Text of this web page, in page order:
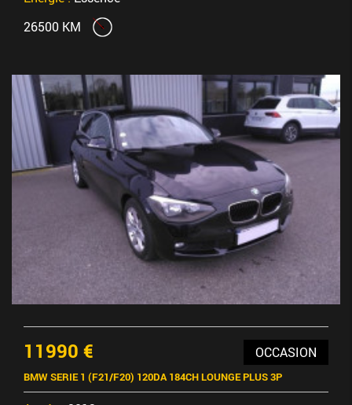
26500 KM
11990 € OCCASION
BMW SERIE 1 (F21/F20) 120DA 184CH LOUNGE PLUS 3P